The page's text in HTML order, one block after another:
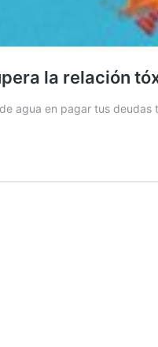
la relación
agua en pagar tus